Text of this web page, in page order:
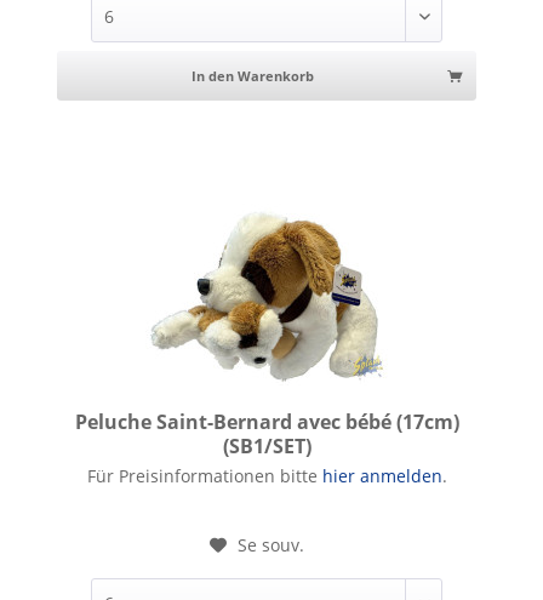
In den Warenkorb
Peluche Saint-Bernard avec bébé (17cm)
(SB1/SET)
Peluche Saint-Bernard avec bébé (17cm)
Für Preisinformationen bitte hier anmelden.
Se souv.